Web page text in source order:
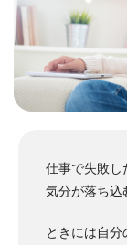
仕事で失敗し
気分が落ち込
ときには自